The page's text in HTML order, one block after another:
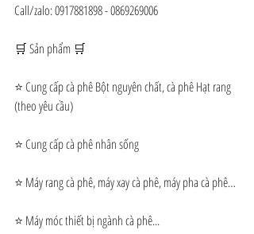
Call/zalo: 0917881898 - 0869269006
🛒 Sản phẩm 🛒
⭐ Cung cấp cà phê Bột nguyên chất, cà phê Hạt rang
(theo yêu cầu)
⭐ Cung cấp cà phê nhân sống
⭐ Máy rang cà phê, máy xay cà phê, máy pha cà phê…
⭐ Máy móc thiết bị ngành cà phê...